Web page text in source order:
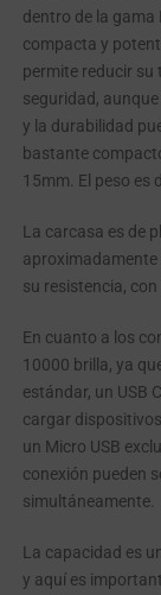
dentro de la gama
compacta y
permite reducir
seguridad,
y la durabilidad
bastante
15mm. El peso es
La carcasa es de
su resistencia,
En cuanto a los
10000 brilla, ya
estándar, un USB
cargar
un Micro USB
conexión pueden
simultáneamente.
La capacidad es
y aquí es